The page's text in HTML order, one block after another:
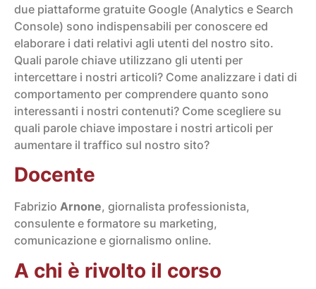
due piattaforme gratuite Google (Analytics e Search
Console) sono indispensabili per conoscere ed
elaborare i dati relativi agli utenti del nostro sito.
Quali parole chiave utilizzano gli utenti per
intercettare i nostri articoli? Come analizzare i dati di
comportamento per comprendere quanto sono
interessanti i nostri contenuti? Come scegliere su
quali parole chiave impostare i nostri articoli per
aumentare il traffico sul nostro sito?
Docente
Fabrizio Arnone, giornalista professionista,
consulente e formatore su marketing,
comunicazione e giornalismo online.
A chi è rivolto il corso